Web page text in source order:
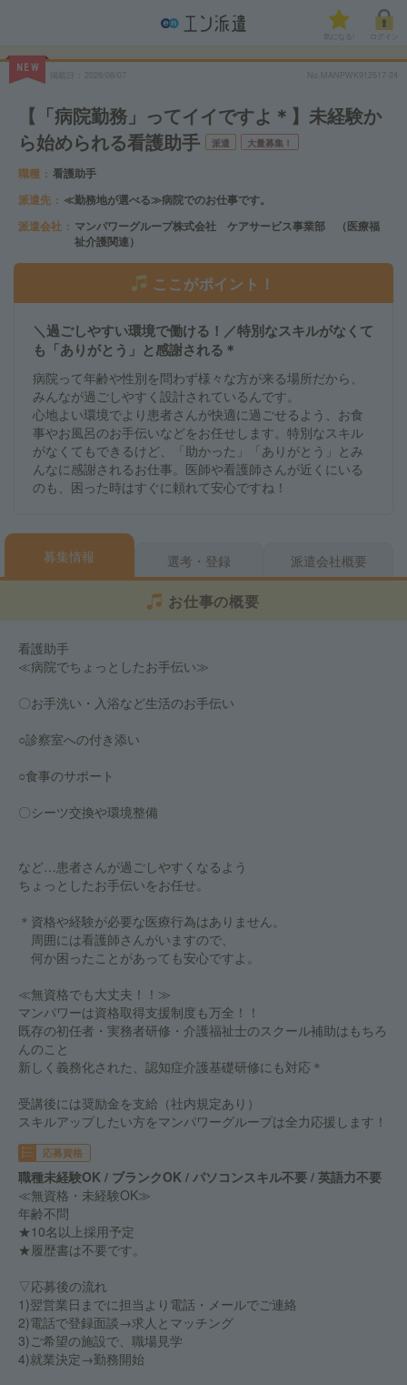
気になる!
NEW
No.MANPWK912517-24
【「病院勤務」ってイイですよ＊】未経験か
ら始められる看護助手
派遣 大量募集！
職種
看護助手
派遣先
≪勤務地が選べる≫病院でのお仕事です。
派遣会社
マンパワーグループ株式会社 ケアサービス事業部 （医療福
祉介護関連）
ここがポイント！
＼過ごしやすい環境で働ける！／特別なスキルがなくて
も「ありがとう」と感謝される＊
病院って年齢や性別を問わず様々な方が来る場所だから、
みんなが過ごしやすく設計されているんです。
心地よい環境でより患者さんが快適に過ごせるよう、お食
事やお風呂のお手伝いなどをお任せします。特別なスキル
がなくてもできるけど、「助かった」「ありがとう」とみ
んなに感謝されるお仕事。医師や看護師さんが近くにいる
のも、困った時はすぐに頼れて安心ですね！
募集情報 選考・登録 派遣会社概要
お仕事の概要
看護助手
≪病院でちょっとしたお手伝い≫
〇お手洗い・入浴など生活のお手伝い
○診察室への付き添い
○食事のサポート
〇シーツ交換や環境整備
など…患者さんが過ごしやすくなるよう
ちょっとしたお手伝いをお任せ。
＊資格や経験が必要な医療行為はありません。
周囲には看護師さんがいますので、
何か困ったことがあっても安心ですよ。
≪無資格でも大丈夫！！≫
マンパワーは資格取得支援制度も万全！！
既存の初任者・実務者研修・介護福祉士のスクール補助はもちろ
んのこと
新しく義務化された、認知症介護基礎研修にも対応＊
受講後には奨励金を支給（社内規定あり）
スキルアップしたい方をマンパワーグループは全力応援します！
応募資格
職種未経験OK / ブランクOK / パソコンスキル不要 / 英語力不要
≪無資格・未経験OK≫
年齢不問
★10名以上採用予定
★履歴書は不要です。
▽応募後の流れ
1)翌営業日までに担当より電話・メールでご連絡
2)電話で登録面談→求人とマッチング
3)ご希望の施設で、職場見学
4)就業決定→勤務開始